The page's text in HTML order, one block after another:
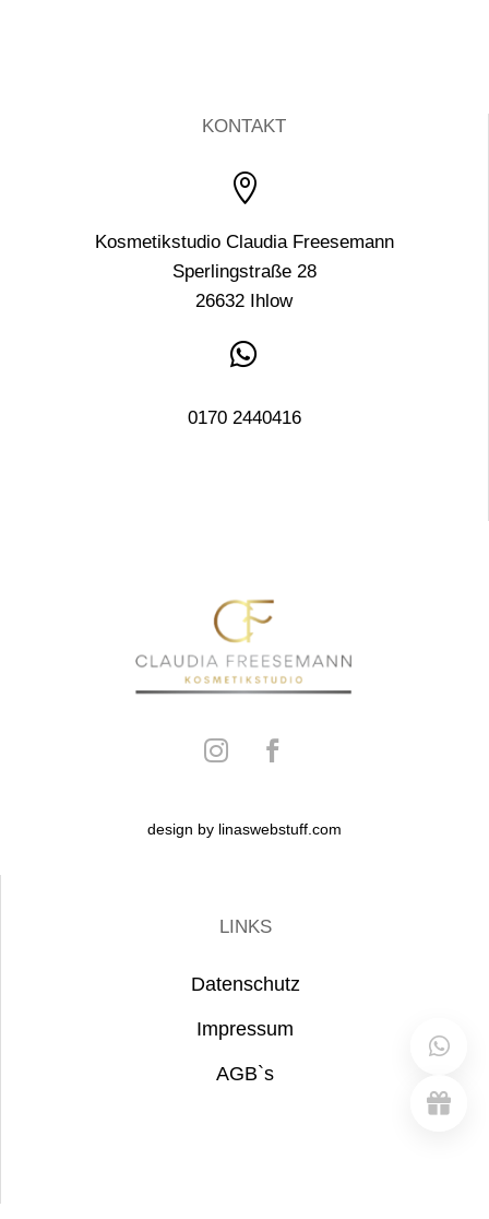
KONTAKT

Kosmetikstudio Claudia Freesemann
Sperlingstraße 28
26632 Ihlow

0170 2440416
design by linaswebstuff.com
LINKS
Datenschutz
Impressum
AGB`s